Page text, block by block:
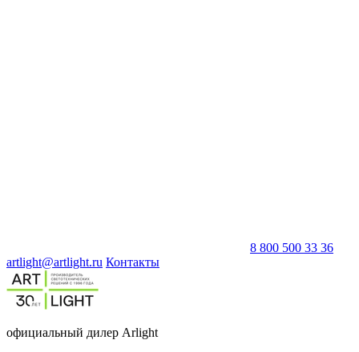
8 800 500 33 36
artlight@artlight.ru Контакты
официальный дилер Arlight